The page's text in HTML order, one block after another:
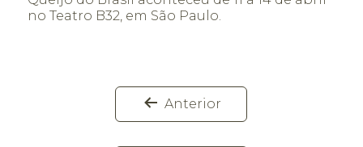
no Teatro B32, em São Paulo.
Anterior